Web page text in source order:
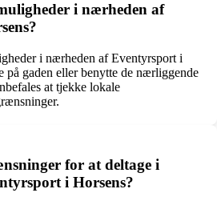
i nærheden af
i nærheden af Eventyrsport i
på gaden eller benytte de nærliggende
at tjekke lokale
for at deltage i
i Horsens?